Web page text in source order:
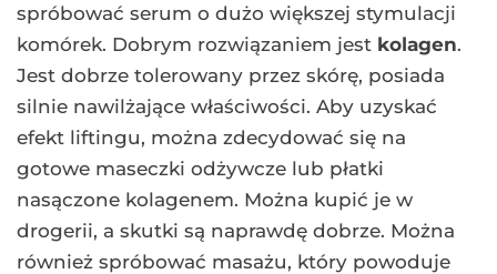
spróbować serum o dużo większej stymulacji
komórek. Dobrym rozwiązaniem jest kolagen.
Jest dobrze tolerowany przez skórę, posiada
silnie nawilżające właściwości. Aby uzyskać
efekt liftingu, można zdecydować się na
gotowe maseczki odżywcze lub płatki
nasączone kolagenem. Można kupić je w
drogerii, a skutki są naprawdę dobrze. Można
również spróbować masażu, który powoduje